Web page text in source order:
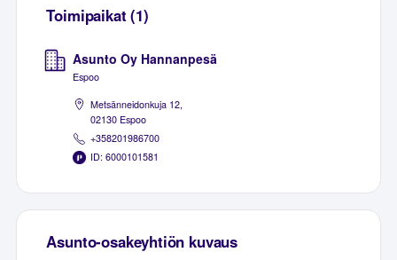
Toimipaikat (1)
Asunto Oy Hannanpesä
Espoo
Metsänneidonkuja 12,
02130 Espoo
+358201986700
ID: 6000101581
Asunto-osakeyhtiön kuvaus